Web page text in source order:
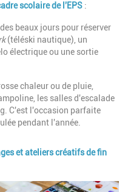
scolaire de l'EPS :
beaux jours pour réserver
(téléski nautique), un
électrique ou une sortie
chaleur ou de pluie,
les salles d'escalade
C'est l'occasion parfaite
pendant l'année.
et ateliers créatifs de fin